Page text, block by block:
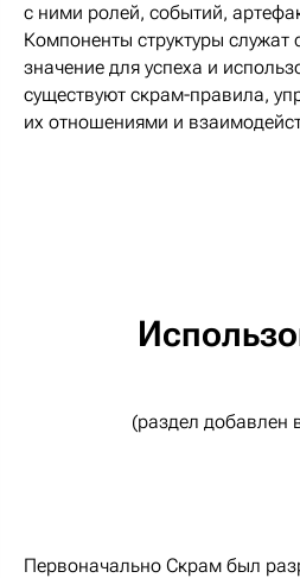
с ними ролей, событий,
Компоненты структуры
значение для успеха и
существуют скрам-правила,
их отношениями и
(раздел добавлен
Первоначально Скрам был